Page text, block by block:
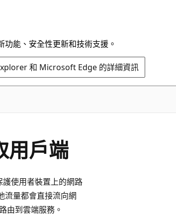
能、安全性更新和技術支援。
和 Microsoft Edge 的詳細資訊
用戶端
使用者裝置上的網路
流量都會直接流向網
由到雲端服務。